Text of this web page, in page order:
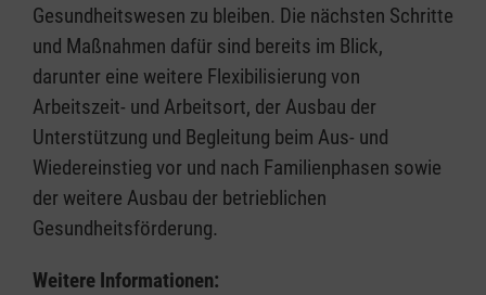
Gesundheitswesen zu bleiben. Die nächsten Schritte
und Maßnahmen dafür sind bereits im Blick,
darunter eine weitere Flexibilisierung von
Arbeitszeit- und Arbeitsort, der Ausbau der
Unterstützung und Begleitung beim Aus- und
Wiedereinstieg vor und nach Familienphasen sowie
der weitere Ausbau der betrieblichen
Gesundheitsförderung.
Weitere Informationen: